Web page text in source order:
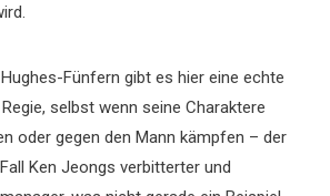
Fünfern gibt es hier eine echte
selbst wenn seine Charaktere
oder gegen den Mann kämpfen – der
Ken Jeongs verbitterter und